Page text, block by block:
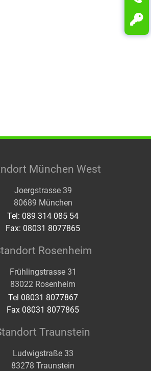
München West
Joergstrasse 39
80689 München
Tel: 089 314 085 54
Fax: 08031 8077865
Rosenheim
Frühlingstrasse 31
83022 Rosenheim
Tel 08031 8077867
Fax 08031 8077865
Traunstein
Ludwigstraße 33
83278 Traunstein